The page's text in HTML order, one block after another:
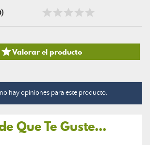
Valorar el producto
hay opiniones para este producto.
Que Te Guste...